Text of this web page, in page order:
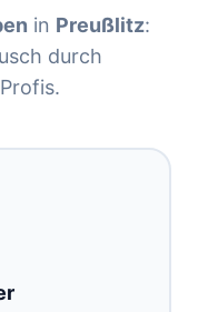
in Preußlitz:
durch
Profis.